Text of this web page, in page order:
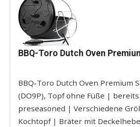
BBQ-Toro Dutch Oven
BBQ-Toro Dutch Oven Premium
(DO9P), Topf ohne Füße |
preseasoned | Verschiedene
Kochtopf | Bräter mit